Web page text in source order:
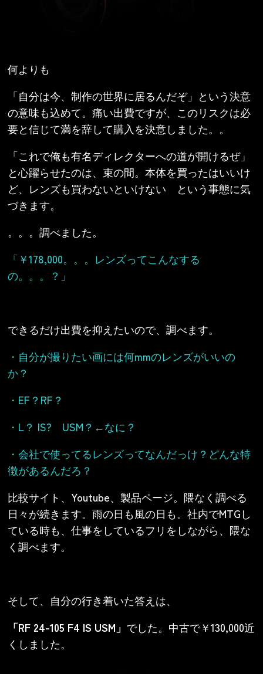
何よりも
「自分は今、制作の世界に居るんだぞ」という決意
の意味も込めて。痛い出費ですが、このリスクは必
要と信じて満を辞して購入を決意しました。。
「これで俺も有名ディレクターへの道が開けるぜ」
と心躍らせたのは、束の間。本体を買ったはいいけ
ど、レンズも買わないといけない という事態に気
づきます。
。。。調べました。
「￥178,000。。。レンズってこんなする
の。。。？」
できるだけ出費を抑えたいので、調べます。
・自分が撮りたい画には何mmのレンズがいいの
か？
・EF？RF？
・L？ IS? USM？←なに？
・会社で使ってるレンズってなんだっけ？どんな特
徴があるんだろ？
比較サイト、Youtube、製品ページ。隈なく調べる
日々が続きます。雨の日も風の日も。社内でMTGし
ている時も、仕事をしているフリをしながら、隈な
く調べます。
そして、自分の行き着いた答えは、
「RF 24-105 F4 IS USM」 でした。中古で￥130,000近
くしました。